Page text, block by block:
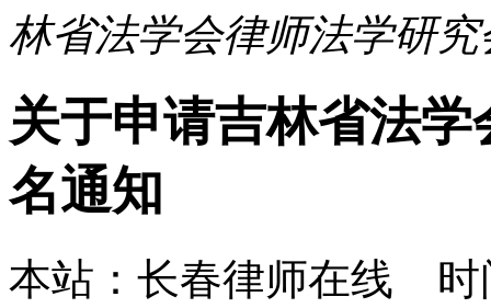
林省法学会律师法学研
关于申请吉林省法
名通知
本站：长春律师在线 时